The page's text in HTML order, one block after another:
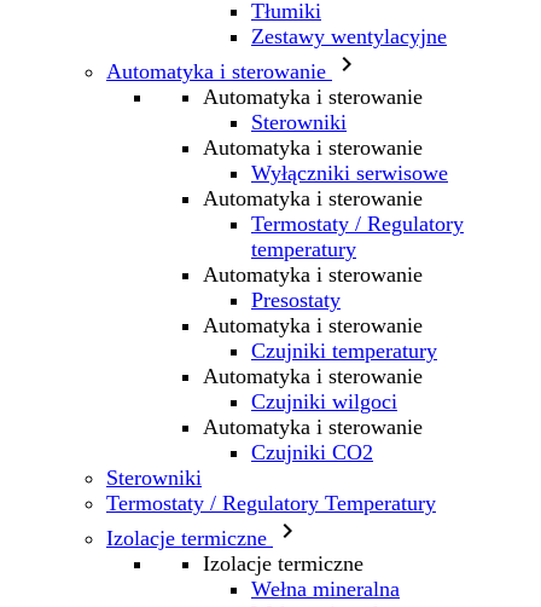
Tłumiki
Zestawy wentylacyjne
Automatyka i sterowanie

Automatyka i sterowanie
Sterowniki
Automatyka i sterowanie
Wyłączniki serwisowe
Automatyka i sterowanie
Termostaty / Regulatory
temperatury
Automatyka i sterowanie
Presostaty
Automatyka i sterowanie
Czujniki temperatury
Automatyka i sterowanie
Czujniki wilgoci
Automatyka i sterowanie
Czujniki CO2
Sterowniki
Termostaty / Regulatory Temperatury
Izolacje termiczne

Izolacje termiczne
Wełna mineralna